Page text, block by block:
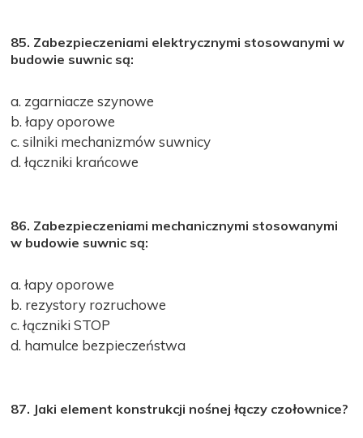
85. Zabezpieczeniami elektrycznymi stosowanymi w
budowie suwnic są:
a. zgarniacze szynowe
b. łapy oporowe
c. silniki mechanizmów suwnicy
d. łączniki krańcowe
86. Zabezpieczeniami mechanicznymi stosowanymi
w budowie suwnic są:
a. łapy oporowe
b. rezystory rozruchowe
c. łączniki STOP
d. hamulce bezpieczeństwa
87. Jaki element konstrukcji nośnej łączy czołownice?